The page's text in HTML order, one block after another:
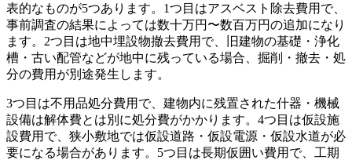
表的なものが5つあります。1つ目はアスベスト除去費用で、
事前調査の結果によっては数十万円〜数百万円の追加になり
ます。2つ目は地中埋設物撤去費用で、旧建物の基礎・浄化
槽・古い配管などが地中に残っている場合、掘削・撤去・処
分の費用が別途発生します。
3つ目は不用品処分費用で、建物内に残置された什器・機械
設備は解体費とは別に処分費がかかります。4つ目は仮設施
設費用で、狭小敷地では仮設道路・仮設電源・仮設水道が必
要になる場合があります。5つ目は長期仮囲い費用で、工期